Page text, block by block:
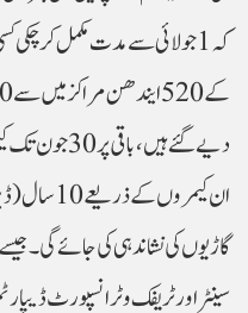
کہ 1 جولائی سے مدت مکمل کر
دیے گئے ہیں، باقی پر 30 جون تک کیمرے لگا دیے جائیں گے۔
گاڑیوں کی نشاندہی کی جائے گی۔
سینٹر اور ٹریفک و ٹرانسپورٹ